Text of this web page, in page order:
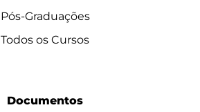
Pós-Graduações
Todos os Cursos
Documentos